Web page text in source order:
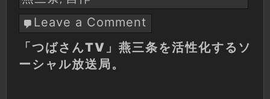
Leave a Comment
「つ
ば
「つばさんTV」燕三条を活性化するソ
ーシャル放送局。